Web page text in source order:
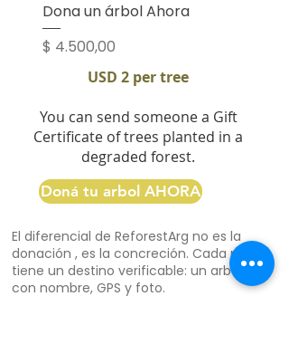
Dona un árbol Ahora
Precio
$ 4.500,00
USD 2 per tree
You can send someone a Gift
Certificate of trees planted in a
degraded forest.
Doná tu arbol AHORA
El diferencial de ReforestArg no es la
donación , es la concreción. Cada peso
tiene un destino verificable: un arbol
con nombre, GPS y foto.